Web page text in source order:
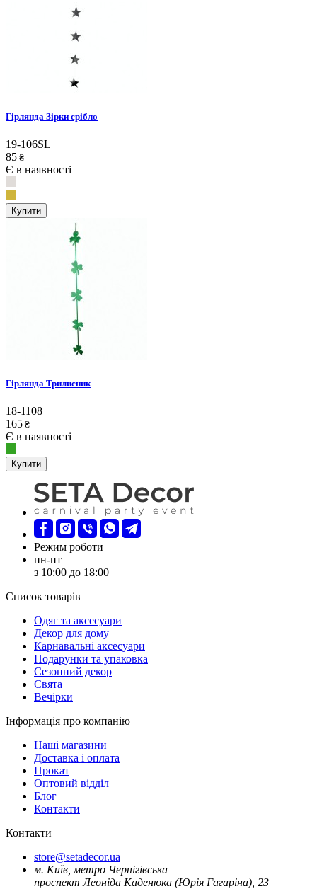
Гірлянда Зірки срібло
19-106SL
85 ₴
Є в наявності
Купити
Гірлянда Трилисник
18-1108
165 ₴
Є в наявності
Купити
Режим роботи
пн-пт
з 10:00 до 18:00
Список товарів
Oдяг та аксесуари
Декор для дому
Карнавальні аксесуари
Подарунки та упаковка
Сезонний декор
Свята
Вечірки
Інформація про компанію
Наші магазини
Доставка і оплата
Прокат
Оптовий відділ
Блог
Контакти
Контакти
store@setadecor.ua
м. Київ, метро Чернігівська
проспект Леоніда Каденюка (Юрія Гагаріна), 23